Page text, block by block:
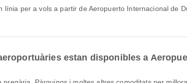
estan disponibles a